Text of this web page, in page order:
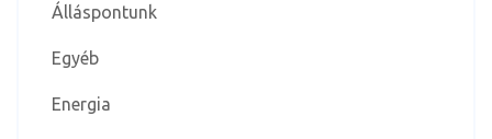
Álláspontunk
Egyéb
Energia